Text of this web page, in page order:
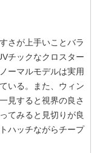
さが上手いことバラ
チックなクロスター
ーマルモデルは実用
いる。また、ウィン
見すると視界の良さ
てみると見切りが良
ハッチながらチープ